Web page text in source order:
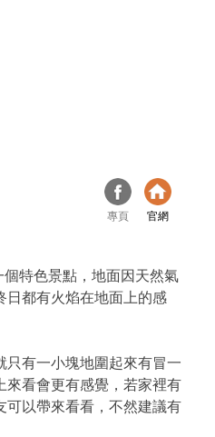
專頁 官網
特色景點，地面因天然氣
日都有火焰在地面上的感
只有一小塊地圍起來有冒一
來看會更有感覺，若家裡有
可以帶來看看，不然建議有